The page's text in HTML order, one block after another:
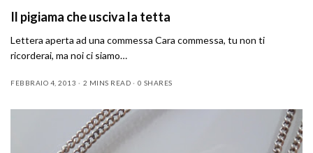
Il pigiama che usciva la tetta
Lettera aperta ad una commessa Cara commessa, tu non ti
ricorderai, ma noi ci siamo…
FEBBRAIO 4, 2013 2 MINS READ 0 SHARES